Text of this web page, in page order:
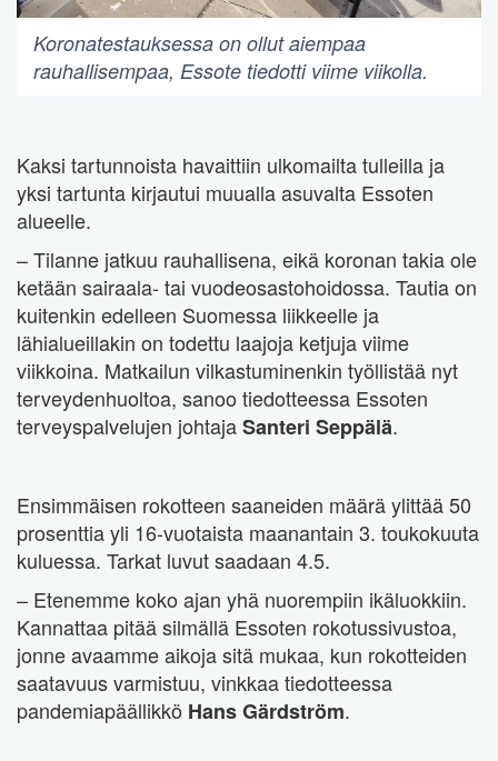
Koronatestauksessa on ollut aiempaa
rauhallisempaa, Essote tiedotti viime viikolla.
Kaksi tartunnoista havaittiin ulkomailta tulleilla ja
yksi tartunta kirjautui muualla asuvalta Essoten
alueelle.
– Tilanne jatkuu rauhallisena, eikä koronan takia ole
ketään sairaala- tai vuodeosastohoidossa. Tautia on
kuitenkin edelleen Suomessa liikkeelle ja
lähialueillakin on todettu laajoja ketjuja viime
viikkoina. Matkailun vilkastuminenkin työllistää nyt
terveydenhuoltoa, sanoo tiedotteessa Essoten
terveyspalvelujen johtajaSanteri Seppälä.
Ensimmäisen rokotteen saaneiden määrä ylittää 50
prosenttia yli 16-vuotaista maanantain 3. toukokuuta
kuluessa. Tarkat luvut saadaan 4.5.
– Etenemme koko ajan yhä nuorempiin ikäluokkiin.
Kannattaa pitää silmällä Essoten rokotussivustoa,
jonne avaamme aikoja sitä mukaa, kun rokotteiden
saatavuus varmistuu, vinkkaa tiedotteessa
pandemiapäällikkö Hans Gärdström.